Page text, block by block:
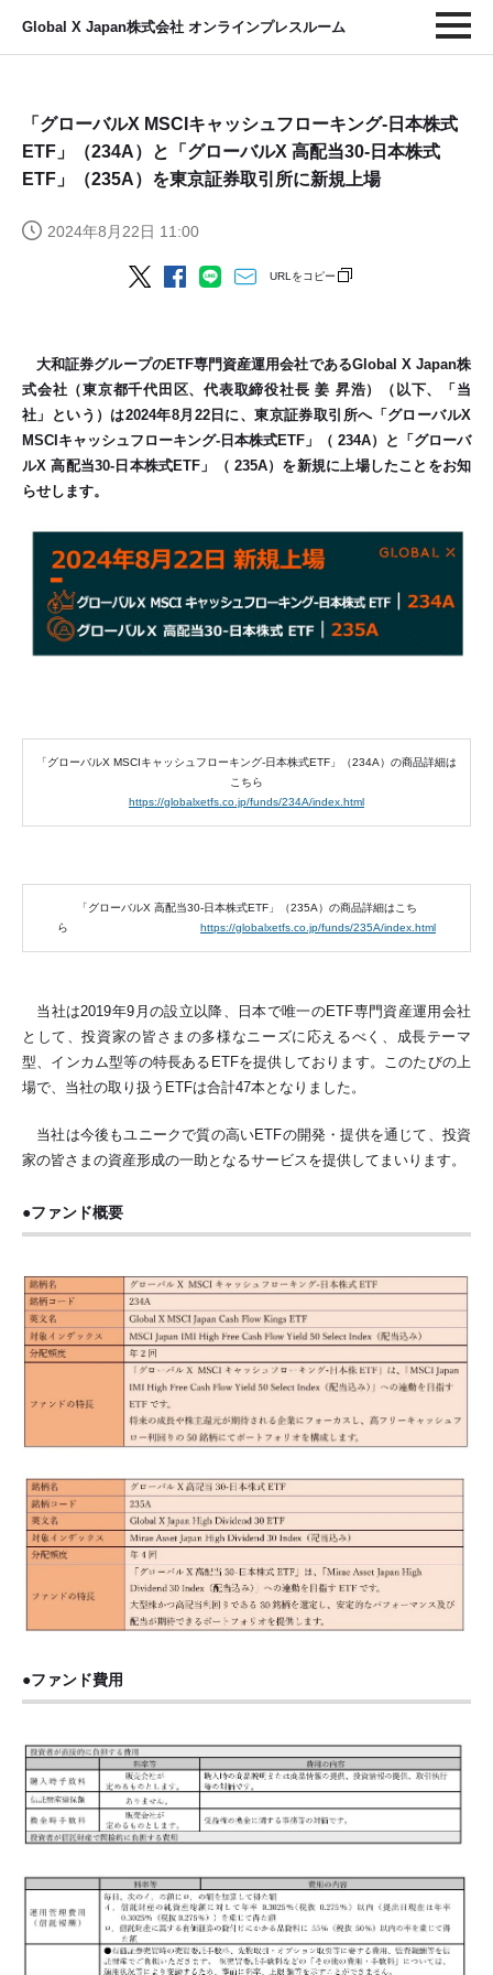
Global X Japan株式会社 オンラインプレスルーム
「グローバルX MSCIキャッシュフローキング-日本株式
ETF」（234A）と「グローバルX 高配当30-日本株式
ETF」（235A）を東京証券取引所に新規上場
2024年8月22日 11:00
URLをコピー
大和証券グループのETF専門資産運用会社であるGlobal X Japan株
式会社（東京都千代田区、代表取締役社長 姜 昇浩）（以下、「当
社」という）は2024年8月22日に、東京証券取引所へ「グローバルX
MSCIキャッシュフローキング-日本株式ETF」（ 234A）と「グローバ
ルX 高配当30-日本株式ETF」（ 235A）を新規に上場したことをお知
らせします。
「グローバルX MSCIキャッシュフローキング-日本株式ETF」（234A）の商品詳細は
こちら
https://globalxetfs.co.jp/funds/234A/index.html
「グローバルX 高配当30-日本株式ETF」（235A）の商品詳細はこち
ら https://globalxetfs.co.jp/funds/235A/index.html
当社は2019年9月の設立以降、日本で唯一のETF専門資産運用会社
として、投資家の皆さまの多様なニーズに応えるべく、成長テーマ
型、インカム型等の特長あるETFを提供しております。このたびの上
場で、当社の取り扱うETFは合計47本となりました。
当社は今後もユニークで質の高いETFの開発・提供を通じて、投資
家の皆さまの資産形成の一助となるサービスを提供してまいります。
●ファンド概要
●ファンド費用